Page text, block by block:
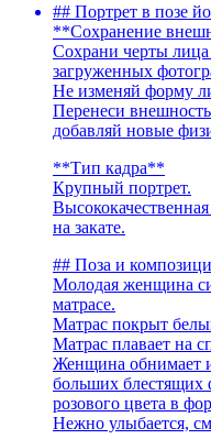
## Портрет в позе
**Сохранение
Сохрани черты лица
загруженных
Не изменяй форму
Перенеси
добавляй новые
**Тип кадра**
Крупный портрет.
на закате.
## Поза и
Молодая женщина
матрасе.
Матрас покрыт
Матрас плавает на
Женщина обнимает
больших
розового цвета в
Нежно улыбается,